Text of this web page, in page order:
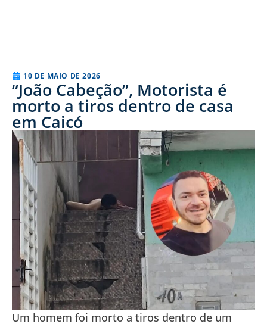
10 DE MAIO DE 2026
“João Cabeção”, Motorista é
morto a tiros dentro de casa
em Caicó
Um homem foi morto a tiros dentro de um